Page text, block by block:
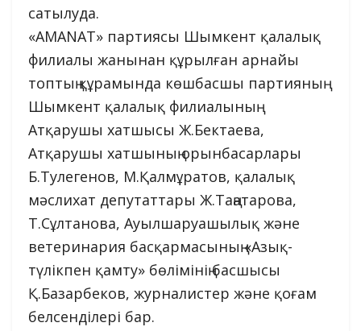
сатылуда.
«AMANAT» партиясы Шымкент қалалық
филиалы жанынан құрылған арнайы
топтың құрамында көшбасшы партияның
Шымкент қалалық филиалының
Атқарушы хатшысы Ж.Бектаева,
Атқарушы хатшының орынбасарлары
Б.Тулегенов, М.Қалмұратов, қалалық
мәслихат депутаттары Ж.Таңатарова,
Т.Сұлтанова, Ауылшаруашылық және
ветеринария басқармасының «Азық-
түлікпен қамту» бөлімінің басшысы
Қ.Базарбеков, журналистер және қоғам
белсенділері бар.